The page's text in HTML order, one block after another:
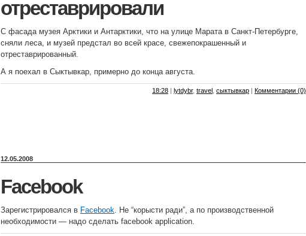
отреставрировали
С фасада музея Арктики и Антарктики, что на улице Марата в Санкт-Петербурге,
сняли леса, и музей предстал во всей красе, свежепокрашенный и
отреставрированный.
А я поехал в Сыктывкар, примерно до конца августа.
18:28 | lytdybr, travel сыктывкар | Комментарии (0)
12.05.2008
Facebook
Зарегистрировался в Facebook. Не “корысти ради”, а по производственной
необходимости — надо сделать facebook application.